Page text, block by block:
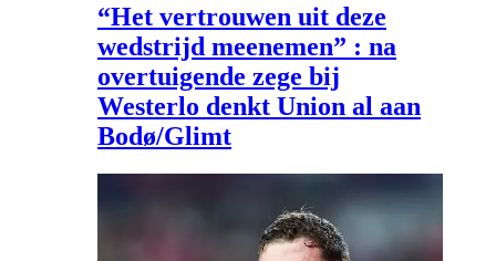
“Het vertrouwen uit deze
wedstrijd meenemen” : na
overtuigende zege bij
Westerlo denkt Union al aan
Bodø/Glimt